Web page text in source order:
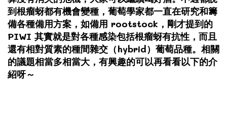
到根瘤蚜都有機會變種，葡萄學家都一直在研究和籌
備各種備用方案，如備用 rootstock，剛才提到的
PIWI 其實就是對各種感染包括根瘤蚜有抗性，而且
還有相對質素的種間雜交（hybrid）葡萄品種。相關
的議題相當多相當大，有興趣的可以再看看以下的介
紹呀～